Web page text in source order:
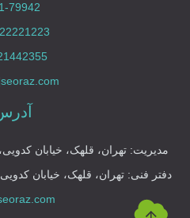
طراحی سایت نمایشگاهی
79942
مدیریت: تهران، قلهک، خیابان کدویی، نبش
دفتر فنی: تهران، قلهک، خیابان کدویی، نبش